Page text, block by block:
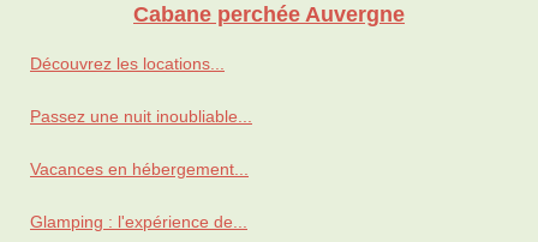
Cabane perchée Auvergne
Découvrez les locations...
Passez une nuit inoubliable...
Vacances en hébergement...
Glamping : l'expérience de...